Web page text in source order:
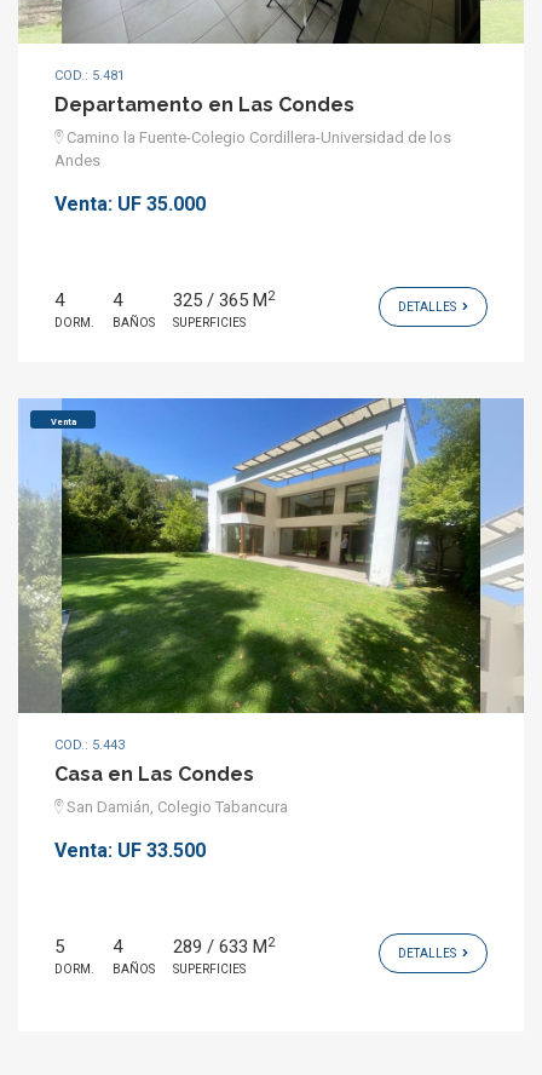
COD.: 5.481
Departamento en Las Condes
Camino la Fuente-Colegio Cordillera-Universidad de los
Andes
Venta: UF 35.000
4
DORM.
4
BAÑOS
325 / 365 M2
SUPERFICIES
DETALLES
Venta
COD.: 5.443
Casa en Las Condes
San Damián, Colegio Tabancura
Venta: UF 33.500
5
DORM.
4
BAÑOS
289 / 633 M2
SUPERFICIES
DETALLES